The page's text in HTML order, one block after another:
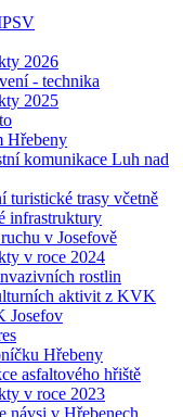
2026
- technika
2025
Hřebeny
komunikace Luh nad
turistické trasy včetně
infrastruktury
v Josefově
v roce 2024
rostlin
aktivit z KVK
Josefov
Hřebeny
asfaltového hřiště
v roce 2023
návsi v Hřebenech